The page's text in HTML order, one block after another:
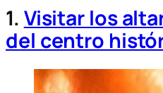
1. Visitar los
del centro